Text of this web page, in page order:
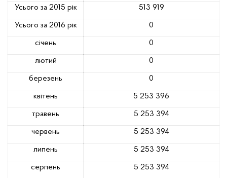
Усього за 2015 рік 513 919
Усього за 2016 рік 0
січень 0
лютий 0
березень 0
квітень 5 253 396
травень 5 253 394
червень 5 253 394
липень 5 253 394
серпень 5 253 394